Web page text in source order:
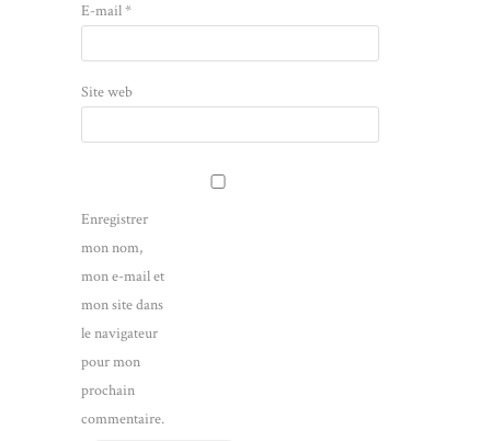
E-mail*
Site web
Enregistrer
mon nom,
mon e-mail et
mon site dans
le navigateur
pour mon
prochain
commentaire.